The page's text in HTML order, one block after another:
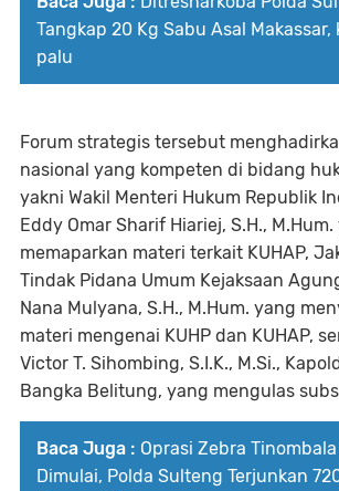
Tangkap 20 Kg Sabu Asal Makassar,
palu
Forum strategis tersebut
nasional yang kompeten di bidang
yakni Wakil Menteri Hukum Republik
Eddy Omar Sharif Hiariej, S.H.,
memaparkan materi terkait KUHAP,
Tindak Pidana Umum Kejaksaan
Nana Mulyana, S.H., M.Hum. yang
materi mengenai KUHP dan KUHAP,
Victor T. Sihombing, S.I.K., M.Si.,
Bangka Belitung, yang mengulas
Baca Juga : Oprasi Zebra
Dimulai, Polda Sulteng Terjunkan